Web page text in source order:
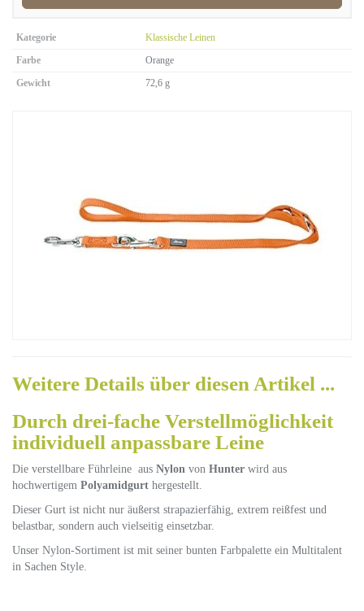
Kategorie
Klassische Leinen
Farbe
Orange
Gewicht
72,6 g
Weitere Details über diesen Artikel ...
Durch drei-fache Verstellmöglichkeit
individuell anpassbare Leine
Die verstellbare Führleine aus Nylon von Hunter wird aus
hochwertigem Polyamidgurt hergestellt.
Dieser Gurt ist nicht nur äußerst strapazierfähig, extrem reißfest und
belastbar, sondern auch vielseitig einsetzbar.
Unser Nylon-Sortiment ist mit seiner bunten Farbpalette ein Multitalent
in Sachen Style.